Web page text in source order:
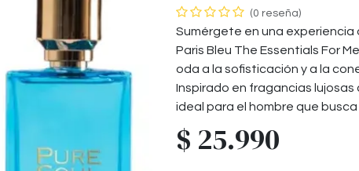
(0 reseña)
Sumérgete en una experiencia
Paris Bleu The Essentials For
oda a la sofisticación y a la
Inspirado en fragancias lujosas
ideal para el hombre que
$ 25.990